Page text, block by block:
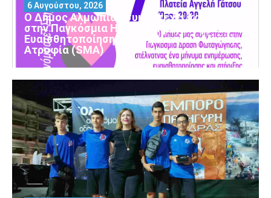
Ο Δήμος Αλμωπίας συμμετέχει και φέτος
στην Παγκόσμια Ημέρα Ενημέρωσης και
Ευαισθητοποίησης για τη Νωτιαία Μυϊκή
Ατροφία (SMA)
6 Αυγούστου, 2026